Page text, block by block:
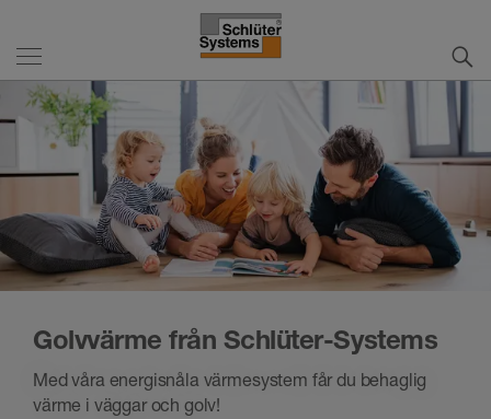
Golvvärme från Schlüter-Systems
Med våra energisnåla värmesystem får du behaglig
värme i väggar och golv!